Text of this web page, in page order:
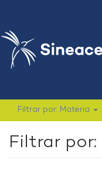
Filtrar por: Materia
Filtrar